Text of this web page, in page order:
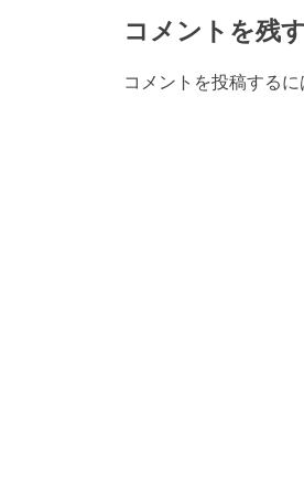
コメントを残
コメントを投稿するに